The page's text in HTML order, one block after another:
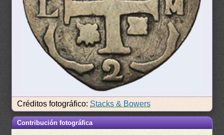
Créditos fotográfico: Stacks & Bowers
Contribución fotográfica